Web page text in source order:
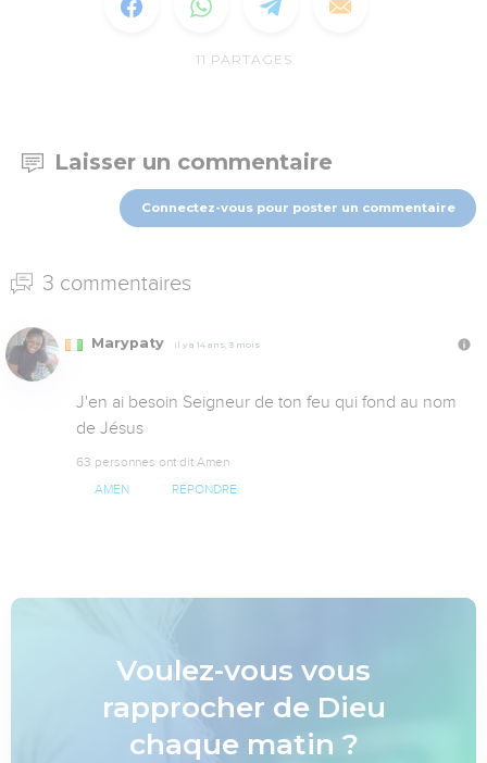
11 PARTAGES
Laisser un commentaire
Connectez-vous pour poster un commentaire
3 commentaires
Marypaty Il y a 14 ans, 3 mois
J'en ai besoin Seigneur de ton feu qui fond au nom
de Jésus
63 personnes ont dit Amen
AMEN RÉPONDRE
Voulez-vous vous
rapprocher de Dieu
chaque matin ?